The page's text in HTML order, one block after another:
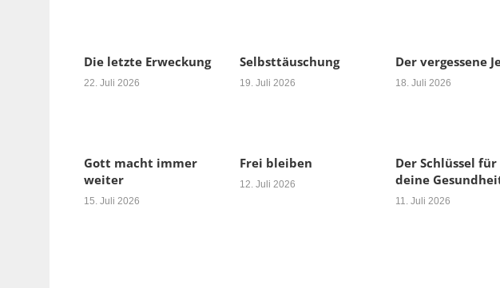
Die letzte Erweckung
22. Juli 2026
Selbsttäuschung
19. Juli 2026
Der vergessene
18. Juli 2026
Gott macht immer
weiter
15. Juli 2026
Frei bleiben
12. Juli 2026
Der Schlüssel für
deine
11. Juli 2026